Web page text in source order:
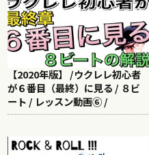
【2020年版】 /ウクレレ初心者
が６番目（最終）に見る / ８ビ
ート / レッスン動画⑥ /